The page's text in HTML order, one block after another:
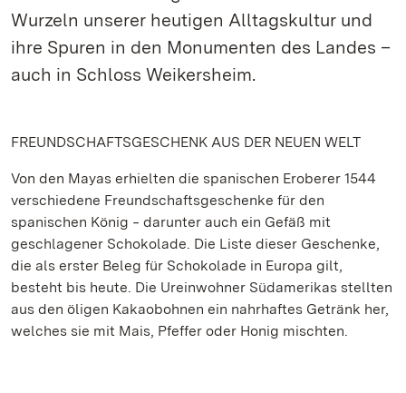
Wurzeln unserer heutigen Alltagskultur und
ihre Spuren in den Monumenten des Landes –
auch in Schloss Weikersheim.
FREUNDSCHAFTSGESCHENK AUS DER NEUEN WELT
Von den Mayas erhielten die spanischen Eroberer 1544
verschiedene Freundschaftsgeschenke für den
spanischen König ‒ darunter auch ein Gefäß mit
geschlagener Schokolade. Die Liste dieser Geschenke,
die als erster Beleg für Schokolade in Europa gilt,
besteht bis heute. Die Ureinwohner Südamerikas stellten
aus den öligen Kakaobohnen ein nahrhaftes Getränk her,
welches sie mit Mais, Pfeffer oder Honig mischten.